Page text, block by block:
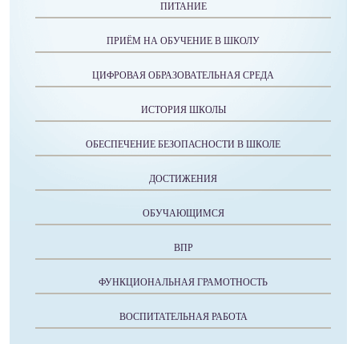
ПИТАНИЕ
ПРИЁМ НА ОБУЧЕНИЕ В ШКОЛУ
ЦИФРОВАЯ ОБРАЗОВАТЕЛЬНАЯ СРЕДА
ИСТОРИЯ ШКОЛЫ
ОБЕСПЕЧЕНИЕ БЕЗОПАСНОСТИ В ШКОЛЕ
ДОСТИЖЕНИЯ
ОБУЧАЮЩИМСЯ
ВПР
ФУНКЦИОНАЛЬНАЯ ГРАМОТНОСТЬ
ВОСПИТАТЕЛЬНАЯ РАБОТА